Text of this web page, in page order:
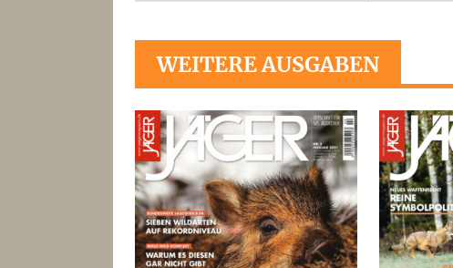
WEITERE AUSGABEN